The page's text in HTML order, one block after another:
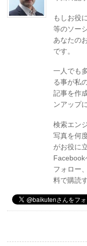
もしお役
等のソー
あなたの
です。
一人でも
る事が私
記事を作
ンアップ
検索エン
写真を何
がお役に
Facebook
フォロー
料で購読